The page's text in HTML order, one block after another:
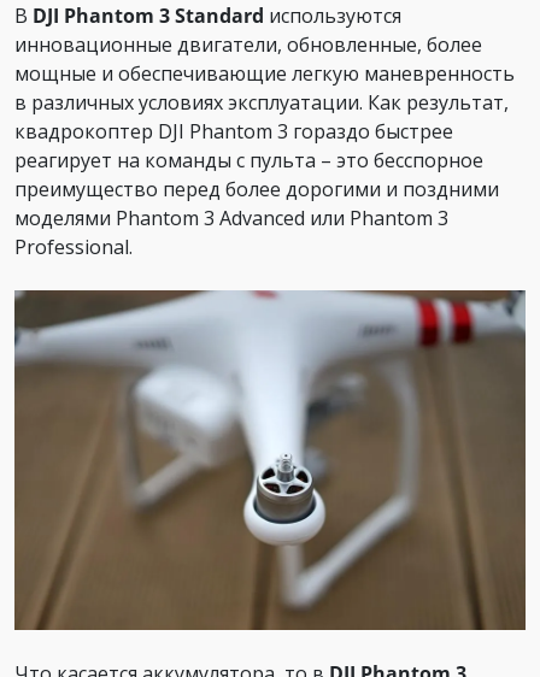
В DJI Phantom 3 Standard используются
инновационные двигатели, обновленные, более
мощные и обеспечивающие легкую маневренность
в различных условиях эксплуатации. Как результат,
квадрокоптер DJI Phantom 3 гораздо быстрее
реагирует на команды с пульта – это бесспорное
преимущество перед более дорогими и поздними
моделями Phantom 3 Advanced или Phantom 3
Professional.